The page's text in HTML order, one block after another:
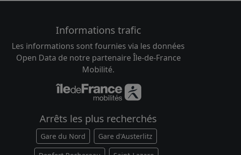
Informations trafic
Les informations sont fournies via les données
Open Data de notre partenaire Île-de-France
Mobilité.
Arrêts les plus recherchés
Gare du Nord Gare d'Austerlitz